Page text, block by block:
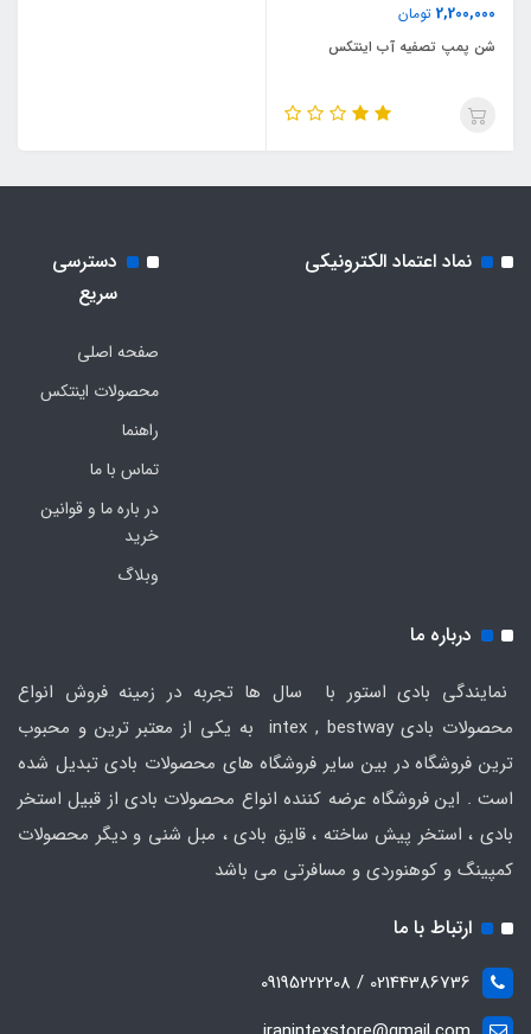
2,200,000 تومان
شن پمپ تصفیه آب اینتکس
نماد اعتماد الکترونیکی
دسترسی
سریع
صفحه اصلی
محصولات اینتکس
راهنما
تماس با ما
در باره ما و قوانین
خرید
وبلاگ
درباره ما
نمایندگی بادی استور با سال ها تجربه در زمینه فروش انواع
محصولات بادی intex , bestway به یکی از معتبر ترین و محبوب
ترین فروشگاه در بین سایر فروشگاه های محصولات بادی تبدیل شده
است . این فروشگاه عرضه کننده انواع محصولات بادی از قبیل استخر
بادی ، استخر پیش ساخته ، قایق بادی ، مبل شنی و دیگر محصولات
کمپینگ و کوهنوردی و مسافرتی می باشد
ارتباط با ما
02144386736 / 09195222208